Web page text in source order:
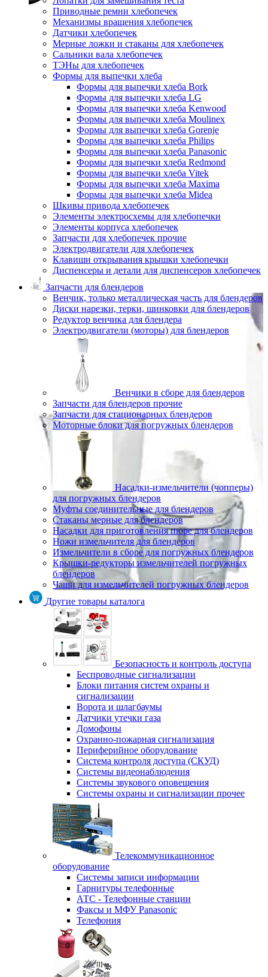
Приводные ремни хлебопечек
Механизмы вращения хлебопечек
Датчики хлебопечек
Мерные ложки и стаканы для хлебопечек
Сальники вала хлебопечек
ТЭНы для хлебопечек
Формы для выпечки хлеба
Формы для выпечки хлеба Bork
Формы для выпечки хлеба LG
Формы для выпечки хлеба Kenwood
Формы для выпечки хлеба Moulinex
Формы для выпечки хлеба Gorenje
Формы для выпечки хлеба Philips
Формы для выпечки хлеба Panasonic
Формы для выпечки хлеба Redmond
Формы для выпечки хлеба Vitek
Формы для выпечки хлеба Maxima
Формы для выпечки хлеба Midea
Шкивы привода хлебопечек
Элементы электросхемы для хлебопечки
Элементы корпуса хлебопечек
Запчасти для хлебопечек прочие
Электродвигатели для хлебопечек
Клавиши открывания крышки хлебопечки
Диспенсеры и детали для диспенсеров хлебопечек
Запчасти для блендеров
Венчик, только металлическая часть для блендеров
Диски нарезки, терки, шинковки для блендеров
Редуктор венчика для блендера
Электродвигатели (моторы) для блендеров
Венчики в сборе для блендеров
Запчасти для блендеров прочие
Запчасти для стационарных блендеров
Моторные блоки для погружных блендеров
Насадки-измельчители (чопперы)
для погружных блендеров
Муфты соединительные для блендеров
Стаканы мерные для блендеров
Насадки для приготовления пюре для блендеров
Ножи измельчителя для блендеров
Измельчители в сборе для погружных блендеров
Крышки-редукторы измельчителей погружных
блендеров
Чаши для измельчителей погружных блендеров
Другие товары каталога
Безопасность и контроль доступа
Беспроводные сигнализации
Блоки питания систем охраны и
сигнализации
Ворота и шлагбаумы
Датчики утечки газа
Домофоны
Охранно-пожарная сигнализация
Периферийное оборудование
Система контроля доступа (СКУД)
Системы видеонаблюдения
Системы звукового оповещения
Системы охраны и сигнализации прочее
Телекоммуникационное
оборудование
Системы записи информации
Гарнитуры телефонные
АТС - Телефонные станции
Факсы и МФУ Panasonic
Телефония